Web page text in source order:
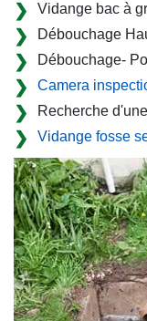
Vidange bac à
Débouchage
Débouchage-
Camera
Recherche
Vidange fosse